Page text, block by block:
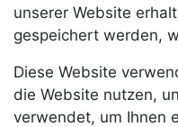
unserer Website
gespeichert werden,
Diese Website
die Website nutzen,
verwendet, um Ihnen